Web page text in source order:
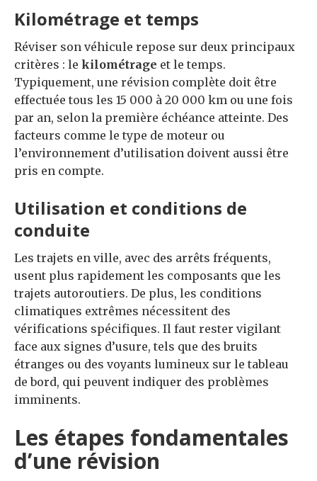
Kilométrage et temps
Réviser son véhicule repose sur deux principaux
critères : le kilométrage et le temps.
Typiquement, une révision complète doit être
effectuée tous les 15 000 à 20 000 km ou une fois
par an, selon la première échéance atteinte. Des
facteurs comme le type de moteur ou
l’environnement d’utilisation doivent aussi être
pris en compte.
Utilisation et conditions de
conduite
Les trajets en ville, avec des arrêts fréquents,
usent plus rapidement les composants que les
trajets autoroutiers. De plus, les conditions
climatiques extrêmes nécessitent des
vérifications spécifiques. Il faut rester vigilant
face aux signes d’usure, tels que des bruits
étranges ou des voyants lumineux sur le tableau
de bord, qui peuvent indiquer des problèmes
imminents.
Les étapes fondamentales
d’une révision